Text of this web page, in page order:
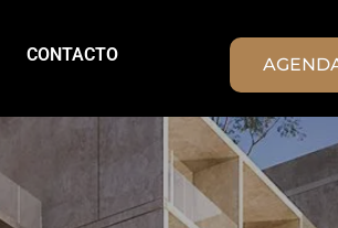
CONTACTO